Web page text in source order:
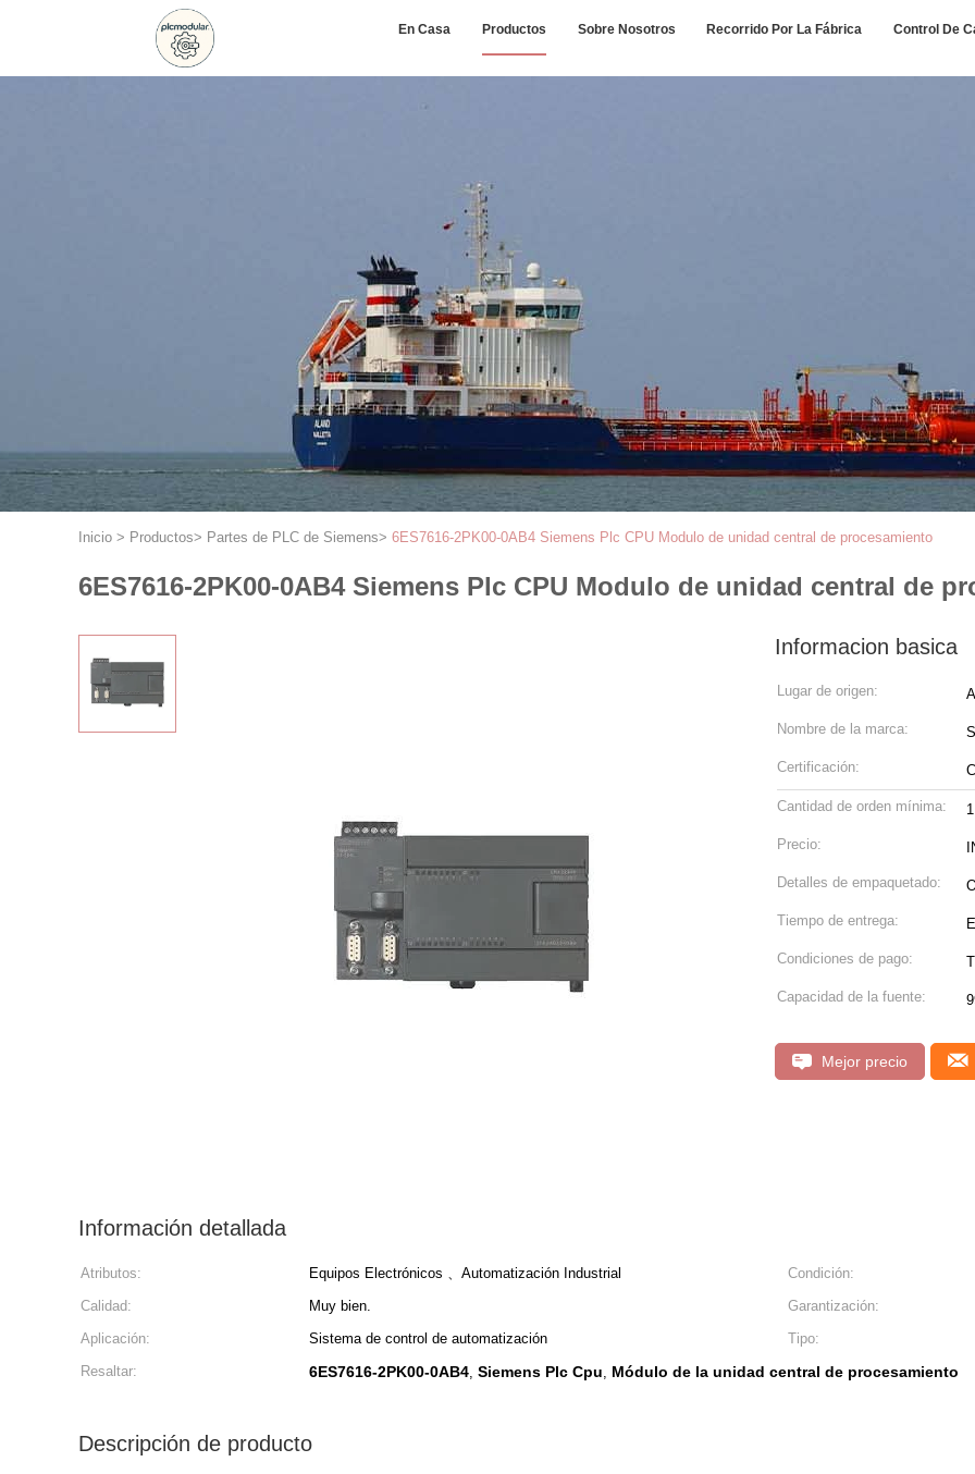
En Casa Productos Sobre Nosotros Recorrido Por La Fábrica Control De
Inicio > Productos> Partes de PLC de Siemens> 6ES7616-2PK00-0AB4 Siemens Plc CPU Modulo de unidad central de procesamiento
6ES7616-2PK00-0AB4 Siemens Plc CPU Modulo de unidad central de
Informacion basica
Lugar de origen:
Nombre de la marca:
Certificación:
Cantidad de orden mínima: 1
Precio:
Detalles de empaquetado:
Tiempo de entrega:
Condiciones de pago:
Capacidad de la fuente:
Mejor precio
Información detallada
Atributos: Equipos Electrónicos 、Automatización Industrial
Condición:
Calidad:
Muy bien.
Garantización:
Aplicación:
Sistema de control de automatización
Tipo:
Resaltar:
6ES7616-2PK00-0AB4, Siemens Plc Cpu, Módulo de la unidad central de procesamiento
Descripción de producto